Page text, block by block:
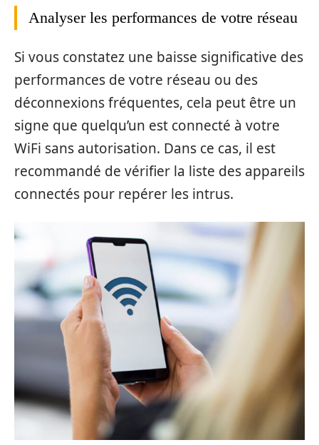
Analyser les performances de votre réseau
Si vous constatez une baisse significative des
performances de votre réseau ou des
déconnexions fréquentes, cela peut être un
signe que quelqu’un est connecté à votre
WiFi sans autorisation. Dans ce cas, il est
recommandé de vérifier la liste des appareils
connectés pour repérer les intrus.